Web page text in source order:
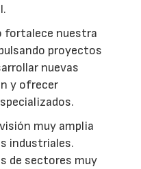
fortalece nuestra
proyectos
nuevas
y ofrecer
muy amplia
industriales.
de sectores muy